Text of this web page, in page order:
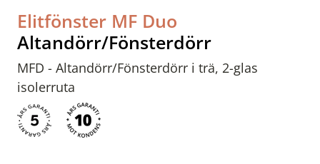
Elitfönster MF Duo
Altandörr/Fönsterdörr
MFD - Altandörr/Fönsterdörr i trä, 2-glas
isolerruta